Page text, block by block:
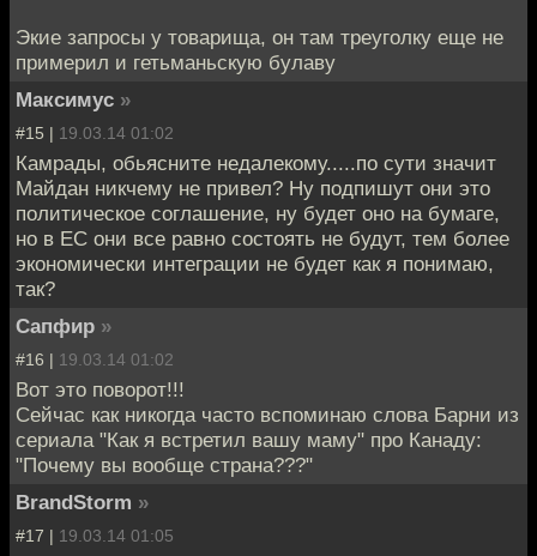
Экие запросы у товарища, он там треуголку еще не
примерил и гетьманьскую булаву
Максимус »
#15 | 19.03.14 01:02
Камрады, обьясните недалекому.....по сути значит
Майдан никчему не привел? Ну подпишут они это
политическое соглашение, ну будет оно на бумаге,
но в ЕС они все равно состоять не будут, тем более
экономически интеграции не будет как я понимаю,
так?
Сапфир »
#16 | 19.03.14 01:02
Вот это поворот!!!
Сейчас как никогда часто вспоминаю слова Барни из
сериала "Как я встретил вашу маму" про Канаду:
"Почему вы вообще страна???"
BrandStorm »
#17 | 19.03.14 01:05